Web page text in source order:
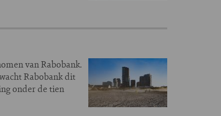
van Rabobank.
Rabobank dit
onder de tien